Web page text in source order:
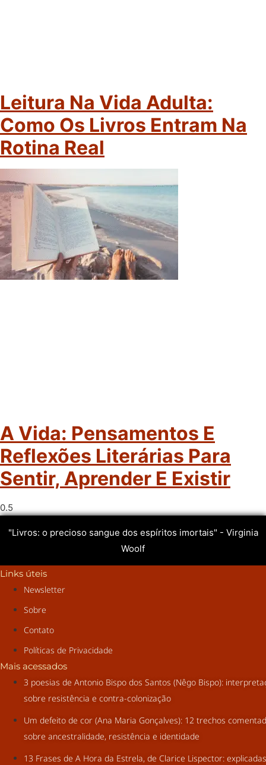
Leitura Na Vida Adulta:
Como Os Livros Entram Na
Rotina Real
A Vida: Pensamentos E
Reflexões Literárias Para
Sentir, Aprender E Existir
"Livros: o precioso sangue dos espíritos imortais" - Virginia
Woolf
Links úteis
Newsletter
Sobre
Contato
Políticas de Privacidade
Mais acessados
3 poesias de Antonio Bispo dos Santos (Nêgo Bispo):
sobre resistência e contra-colonização
Um defeito de cor (Ana Maria Gonçalves): 12 trechos
sobre ancestralidade, resistência e identidade
13 Frases de A Hora da Estrela, de Clarice Lispector: